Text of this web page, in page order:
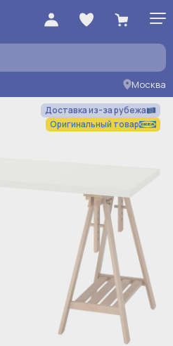
Москва
Доставка из-за рубежа
Оригинальный товар